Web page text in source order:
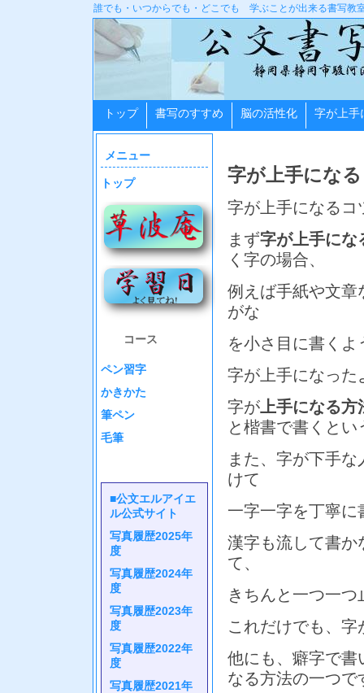
誰でも・いつからでも・どこでも 学ぶことが出来る書写教
トップ 書写のすすめ 脳の活性化 字が上手
字が上手にな
字が上手になるコ
まず字が上手にな
く字の場合、
例えば手紙や文章
がな
を小さ目に書く
字が上手になった
字が上手になる方
と楷書で書くとい
また、字が下手
けて
一字一字を丁寧に
漢字も流して書か
て、
きちんと一つ一
これだけでも、
他にも、癖字で書
なる方法の一つで
メニュー
トップ
コース
ペン習字
かきかた
筆ペン
毛筆
■公文エルアイエ
ル公式サイト
写真履歴2025年
度
写真履歴2024年
度
写真履歴2023年
度
写真履歴2022年
度
写真履歴2021年